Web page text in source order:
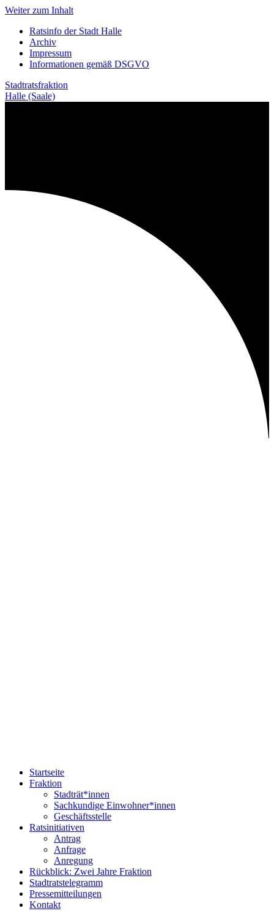
Weiter zum Inhalt
Ratsinfo der Stadt Halle
Archiv
Impressum
Informationen gemäß DSGVO
Stadtratsfraktion
Halle (Saale)
Startseite
Fraktion
Stadträt*innen
Sachkundige Einwohner*innen
Geschäftsstelle
Ratsinitiativen
Antrag
Anfrage
Anregung
Rückblick: Zwei Jahre Fraktion
Stadtratstelegramm
Pressemitteilungen
Kontakt